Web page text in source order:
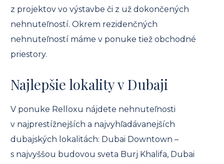
z projektov vo výstavbe či z už dokončených
nehnuteľností. Okrem rezidenčných
nehnuteľností máme v ponuke tiež obchodné
priestory.
Najlepšie lokality v Dubaji
V ponuke Relloxu nájdete nehnuteľnosti
v najprestížnejších a najvyhľadávanejších
dubajských lokalitách: Dubai Downtown –
s najvyššou budovou sveta Burj Khalifa, Dubai